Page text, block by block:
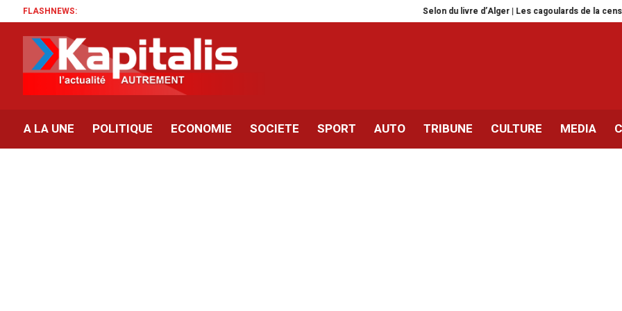
FLASHNEWS: Selon du livre d’Alger | Les cagoulards de la censure
A LA UNE POLITIQUE ECONOMIE SOCIETE SPORT AUTO TRIBUNE CULTURE MEDIA